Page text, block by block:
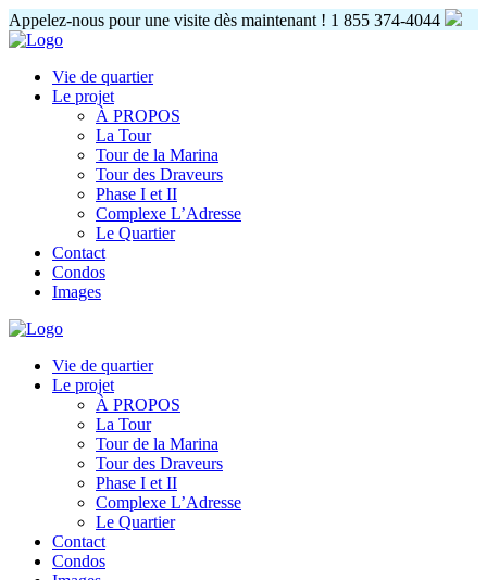
Appelez-nous pour une visite dès maintenant ! 1 855 374-4044
Vie de quartier
Le projet
À PROPOS
La Tour
Tour de la Marina
Tour des Draveurs
Phase I et II
Complexe L’Adresse
Le Quartier
Contact
Condos
Images
Vie de quartier
Le projet
À PROPOS
La Tour
Tour de la Marina
Tour des Draveurs
Phase I et II
Complexe L’Adresse
Le Quartier
Contact
Condos